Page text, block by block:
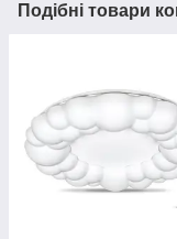
Подібні товари